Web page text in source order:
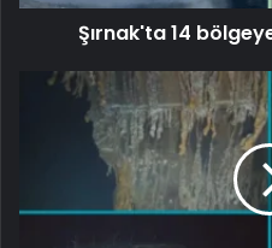
Şırnak'ta 14